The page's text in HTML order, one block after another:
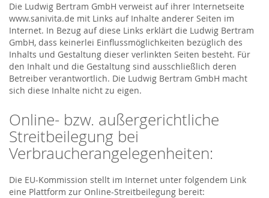
Die Ludwig Bertram GmbH verweist auf ihrer Internetseite
www.sanivita.de mit Links auf Inhalte anderer Seiten im
Internet. In Bezug auf diese Links erklärt die Ludwig Bertram
GmbH, dass keinerlei Einflussmöglichkeiten bezüglich des
Inhalts und Gestaltung dieser verlinkten Seiten besteht. Für
den Inhalt und die Gestaltung sind ausschließlich deren
Betreiber verantwortlich. Die Ludwig Bertram GmbH macht
sich diese Inhalte nicht zu eigen.
Online- bzw. außergerichtliche
Streitbeilegung bei
Verbraucherangelegenheiten:
Die EU-Kommission stellt im Internet unter folgendem Link
eine Plattform zur Online-Streitbeilegung bereit: